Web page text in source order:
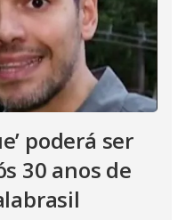
poderá ser
30 anos de